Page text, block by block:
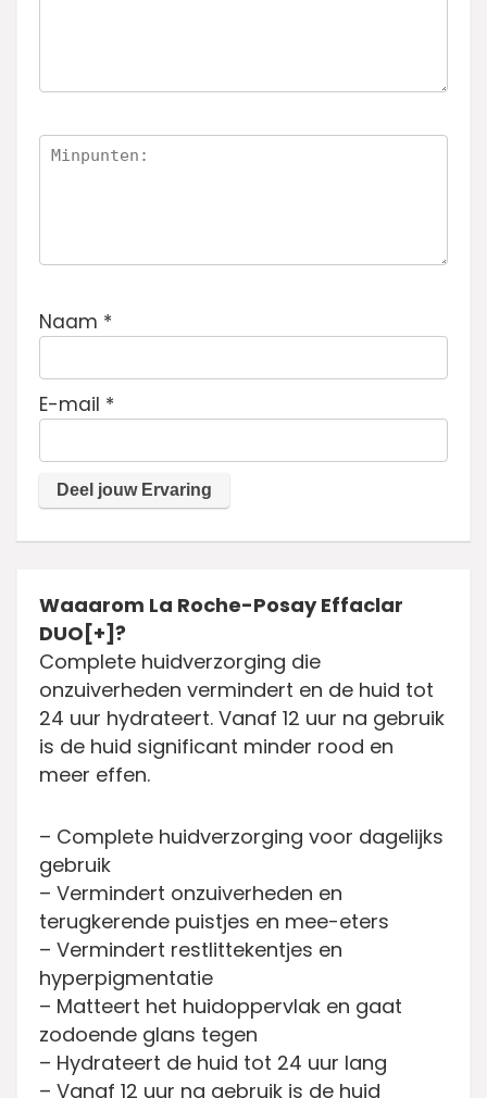
Naam *
E-mail *
Waaarom La Roche-Posay Effaclar
DUO[+]?
Complete huidverzorging die
onzuiverheden vermindert en de huid tot
24 uur hydrateert. Vanaf 12 uur na gebruik
is de huid significant minder rood en
meer effen.
– Complete huidverzorging voor dagelijks
gebruik
– Vermindert onzuiverheden en
terugkerende puistjes en mee-eters
– Vermindert restlittekentjes en
hyperpigmentatie
– Matteert het huidoppervlak en gaat
zodoende glans tegen
– Hydrateert de huid tot 24 uur lang
– Vanaf 12 uur na gebruik is de huid